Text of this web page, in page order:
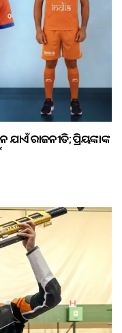
ରାଜନୀତି; ପ୍ରିୟଙ୍କାଙ୍କ